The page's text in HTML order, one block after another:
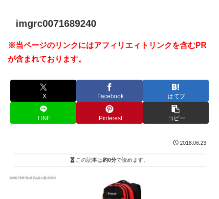
imgrc0071689240
※当ページのリンクにはアフィリエィトリンクを含むPR
が含まれております。
X Facebook はてブ
LINE Pinterest コピー
2018.06.23
この記事は約0分で読めます。